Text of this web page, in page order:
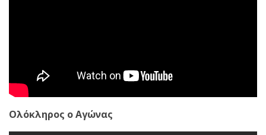
Ολόκληρος ο Αγώνας